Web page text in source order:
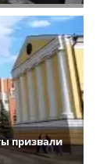
призвали